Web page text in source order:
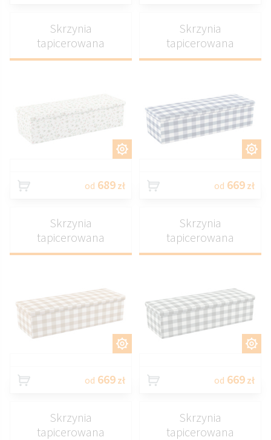
Skrzynia
tapicerowana
od 689 zł
Skrzynia
tapicerowana
od 669 zł
Skrzynia
tapicerowana
od 669 zł
Skrzynia
tapicerowana
od 669 zł
Skrzynia
tapicerowana
Skrzynia
tapicerowana